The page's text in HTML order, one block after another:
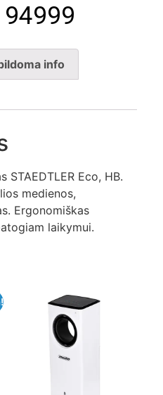
info
STAEDTLER Eco, HB.
medienos,
Ergonomiškas
laikymui.